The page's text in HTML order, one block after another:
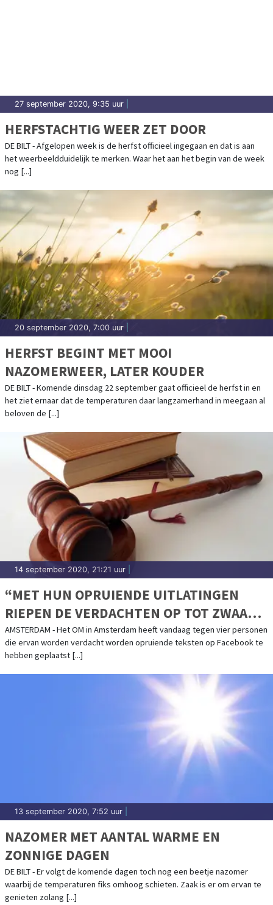
27 september 2020, 9:35 uur
HERFSTACHTIG WEER ZET DOOR
DE BILT - Afgelopen week is de herfst officieel ingegaan en dat is aan
het weerbeeldduidelijk te merken. Waar het aan het begin van de week
nog [...]
20 september 2020, 7:00 uur
HERFST BEGINT MET MOOI
NAZOMERWEER, LATER KOUDER
DE BILT - Komende dinsdag 22 september gaat officieel de herfst in en
het ziet ernaar dat de temperaturen daar langzamerhand in meegaan al
beloven de [...]
14 september 2020, 21:21 uur
“MET HUN OPRUIENDE UITLATINGEN
RIEPEN DE VERDACHTEN OP TOT ZWAAR
GEWELD TEGEN DEMONSTRANTEN”
AMSTERDAM - Het OM in Amsterdam heeft vandaag tegen vier personen
die ervan worden verdacht worden opruiende teksten op Facebook te
hebben geplaatst [...]
13 september 2020, 7:52 uur
NAZOMER MET AANTAL WARME EN
ZONNIGE DAGEN
DE BILT - Er volgt de komende dagen toch nog een beetje nazomer
waarbij de temperaturen fiks omhoog schieten. Zaak is er om ervan te
genieten zolang [...]